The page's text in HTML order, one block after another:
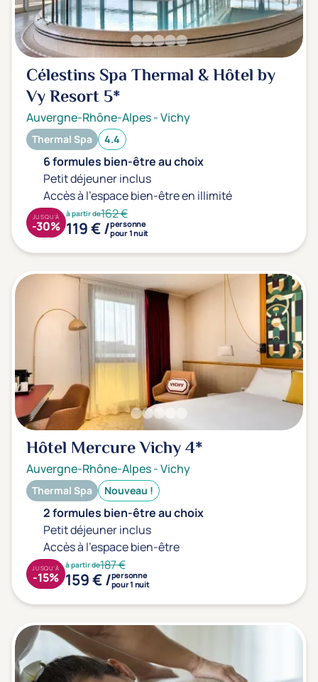
Célestins Spa Thermal & Hôtel by
Vy Resort5*
Auvergne-Rhône-Alpes-Vichy
Thermal Spa 4.4
6 formules bien-être au choix
Petit déjeuner inclus
Accès à l'espace bien-être en illimité
à partir de162 €
119 € /personne
pour 1 nuit
JUSQU'À
-30%
Hôtel Mercure Vichy4*
Auvergne-Rhône-Alpes-Vichy
Thermal Spa Nouveau !
2 formules bien-être au choix
Petit déjeuner inclus
Accès à l'espace bien-être
à partir de187 €
159 € /personne
pour 1 nuit
JUSQU'À
-15%